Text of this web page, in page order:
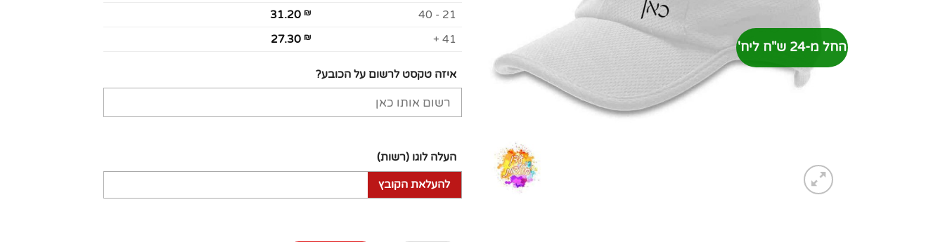
החל מ-24 ש"ח ליח'
21 - 40
31.20 ₪
41 +
27.30 ₪
איזה טקסט לרשום על הכובע?
העלה לוגו (רשות)
להעלאת הקובץ